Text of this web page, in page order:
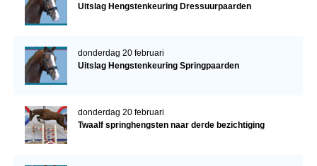
Uitslag Hengstenkeuring Dressuurpaarden
donderdag 20 februari
Uitslag Hengstenkeuring Springpaarden
donderdag 20 februari
Twaalf springhengsten naar derde bezichtiging